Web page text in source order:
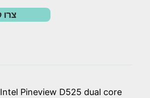
Pineview D525 dual core